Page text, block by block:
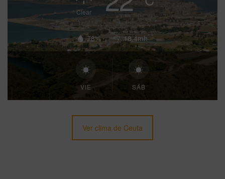
Clear
78% 18.4mh
VIE SÁB
Ver clima de Ceuta